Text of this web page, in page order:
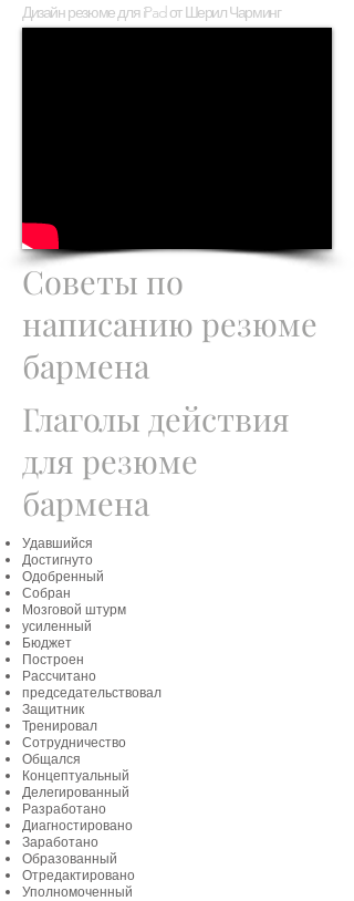
Дизайн резюме для iPad от Шерил Чарминг
Советы по
написанию резюме
бармена
Глаголы действия
для резюме
бармена
Удавшийся
Достигнуто
Одобренный
Собран
Мозговой штурм
усиленный
Бюджет
Построен
Рассчитано
председательствовал
Защитник
Тренировал
Сотрудничество
Общался
Концептуальный
Делегированный
Разработано
Диагностировано
Заработано
Образованный
Отредактировано
Уполномоченный